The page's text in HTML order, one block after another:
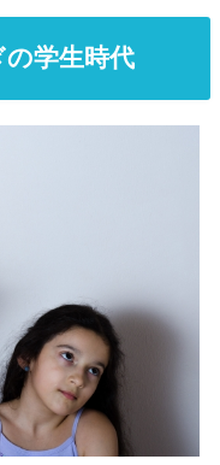
学生時代